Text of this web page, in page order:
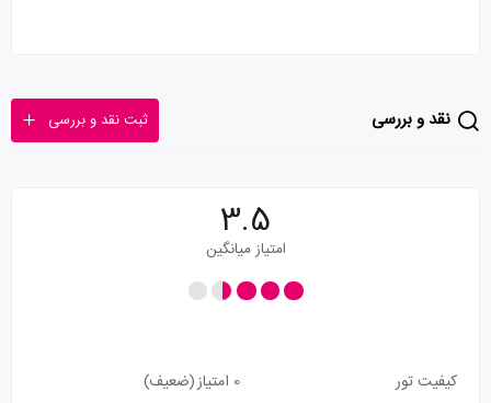
نقد و بررسی ثبت نقد و بررسی
3.5
امتیاز میانگین
کیفیت تور 0 امتیاز
(ضعیف)